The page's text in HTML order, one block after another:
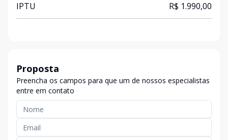
IPTU R$ 1.990,00
Proposta
Preencha os campos para que um de nossos especialistas
entre em contato